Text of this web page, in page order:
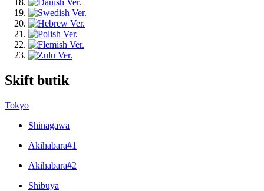
Skift butik
Tokyo
Shinagawa
Akihabara#1
Akihabara#2
Shibuya